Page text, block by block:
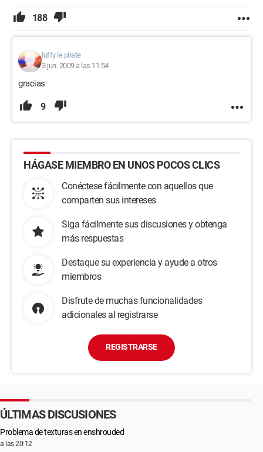
188
luffy le pirate
3 jun. 2009 a las 11:54
gracias
9
HÁGASE MIEMBRO EN UNOS POCOS CLICS
Conéctese fácilmente con aquellos que
comparten sus intereses
Siga fácilmente sus discusiones y obtenga
más respuestas
Destaque su experiencia y ayude a otros
miembros
Disfrute de muchas funcionalidades
adicionales al registrarse
REGISTRARSE
ÚLTIMAS DISCUSIONES
Problema de texturas en enshrouded
a las 20:12